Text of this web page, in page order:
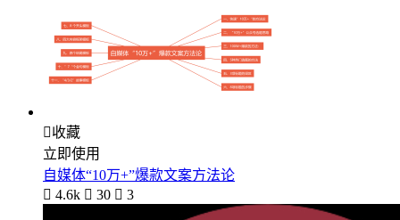
收藏
立即使用
自媒体“10万+”爆款文案方法论
 4.6k  30  3